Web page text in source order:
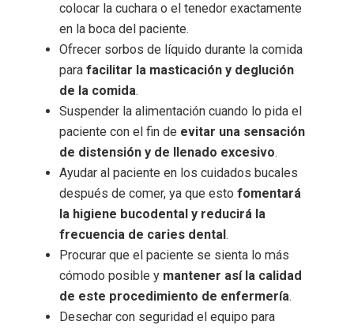
colocar la cuchara o el tenedor exactamente
en la boca del paciente.
Ofrecer sorbos de líquido durante la comida
para facilitar la masticación y deglución
de la comida.
Suspender la alimentación cuando lo pida el
paciente con el fin de evitar una sensación
de distensión y de llenado excesivo.
Ayudar al paciente en los cuidados bucales
después de comer, ya que esto fomentará
la higiene bucodental y reducirá la
frecuencia de caries dental .
Procurar que el paciente se sienta lo más
cómodo posible y mantener así la calidad
de este procedimiento de enfermería.
Desechar con seguridad el equipo para